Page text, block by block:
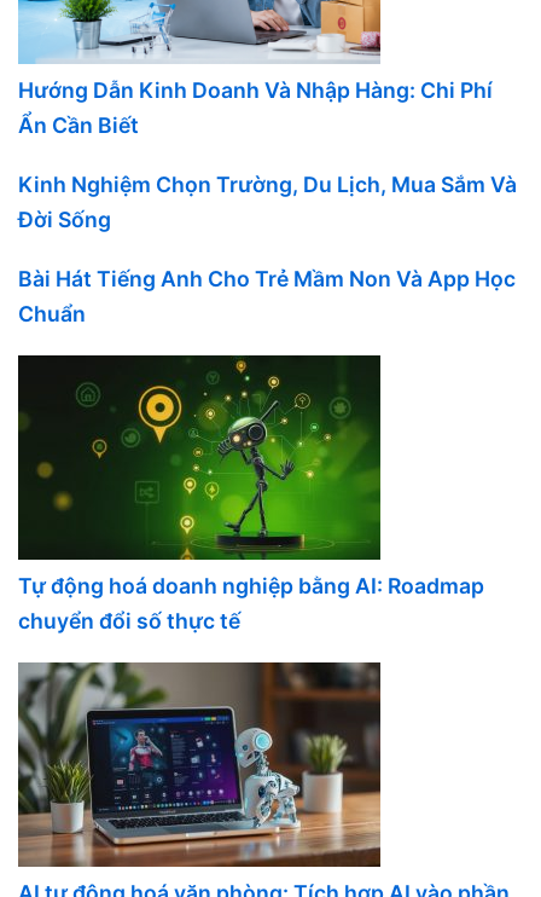
Hướng Dẫn Kinh Doanh Và Nhập Hàng: Chi Phí
Ẩn Cần Biết
Kinh Nghiệm Chọn Trường, Du Lịch, Mua Sắm Và
Đời Sống
Bài Hát Tiếng Anh Cho Trẻ Mầm Non Và App Học
Chuẩn
Tự động hoá doanh nghiệp bằng AI: Roadmap
chuyển đổi số thực tế